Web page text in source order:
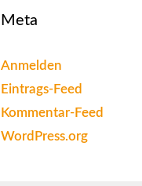
Meta
Anmelden
Eintrags-Feed
Kommentar-Feed
WordPress.org